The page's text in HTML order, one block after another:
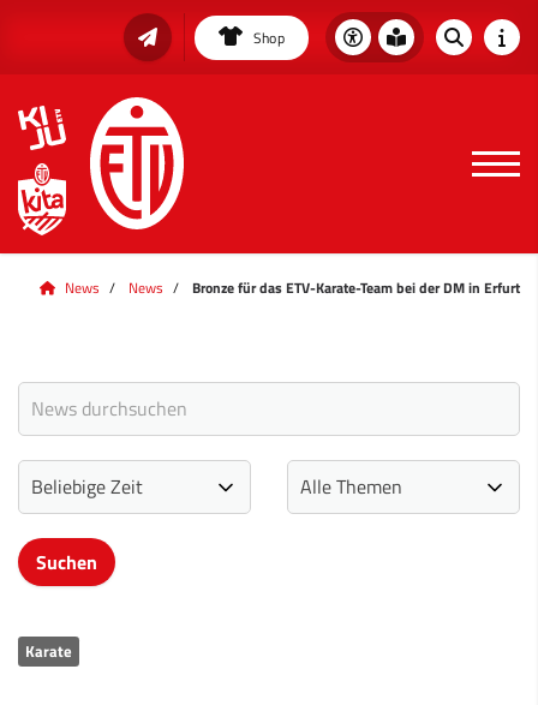
Shop
News News Bronze für das ETV-Karate-Team bei der DM in Erfurt
Karate